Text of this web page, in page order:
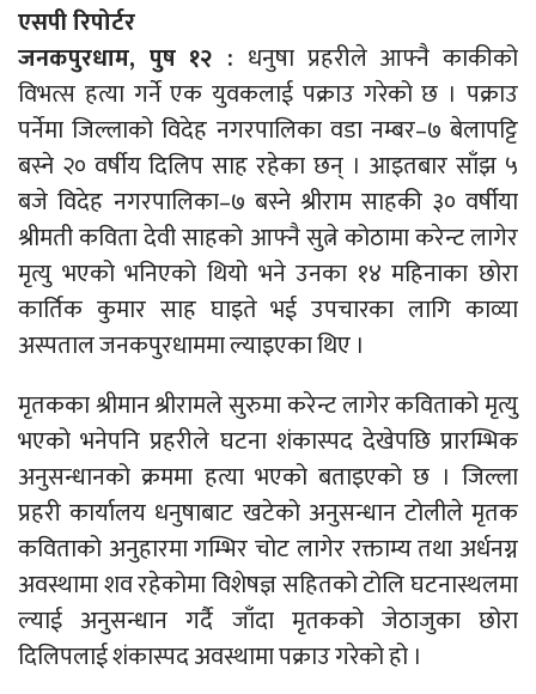
एसपी रिपोर्टर
जनकपुरधाम, पुष १२ : धनुषा प्रहरीले आफ्नै काकीको
विभत्स हत्या गर्ने एक युवकलाई पक्राउ गरेको छ । पक्राउ
पर्नेमा जिल्लाको विदेह नगरपालिका वडा नम्बर–७ बेलापट्टि
बस्ने २० वर्षीय दिलिप साह रहेका छन् । आइतबार साँझ ५
बजे विदेह नगरपालिका–७ बस्ने श्रीराम साहकी ३० वर्षीया
श्रीमती कविता देवी साहको आफ्नै सुत्ने कोठामा करेन्ट लागेर
मृत्यु भएको भनिएको थियो भने उनका १४ महिनाका छोरा
कार्तिक कुमार साह घाइते भई उपचारका लागि काव्या
अस्पताल जनकपुरधाममा ल्याइएका थिए ।
मृतकका श्रीमान श्रीरामले सुरुमा करेन्ट लागेर कविताको मृत्यु
भएको भनेपनि प्रहरीले घटना शंकास्पद देखेपछि प्रारम्भिक
अनुसन्धानको क्रममा हत्या भएको बताइएको छ । जिल्ला
प्रहरी कार्यालय धनुषाबाट खटेको अनुसन्धान टोलीले मृतक
कविताको अनुहारमा गम्भिर चोट लागेर रक्ताम्य तथा अर्धनग्न
अवस्थामा शव रहेकोमा विशेषज्ञ सहितको टोलि घटनास्थलमा
ल्याई अनुसन्धान गर्दै जाँदा मृतकको जेठाजुका छोरा
दिलिपलाई शंकास्पद अवस्थामा पक्राउ गरेको हो ।